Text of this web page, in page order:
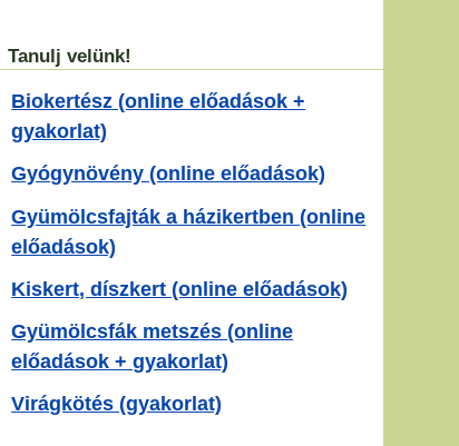
Tanulj velünk!
Biokertész (online előadások +
gyakorlat)
Gyógynövény (online előadások)
Gyümölcsfajták a házikertben (online
előadások)
Kiskert, díszkert (online előadások)
Gyümölcsfák metszés (online
előadások + gyakorlat)
Virágkötés (gyakorlat)